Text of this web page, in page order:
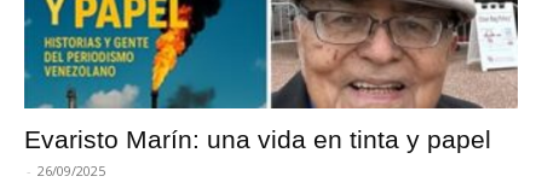
Evaristo Marín: una vida en tinta y papel
- 26/09/2025